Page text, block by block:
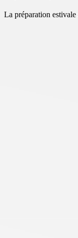
La préparation